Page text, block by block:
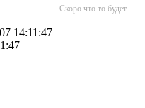
Скоро что то будет...
14:11:47